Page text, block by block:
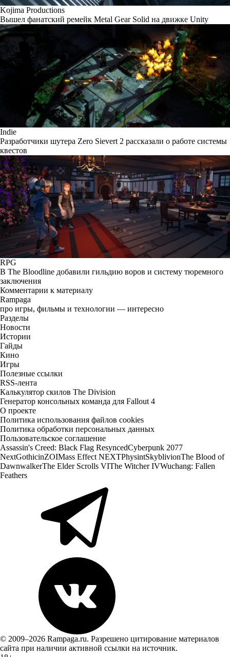
Kojima Productions
Вышел фанатский ремейк Metal Gear Solid на движке Unity
Indie
Разработчики шутера Zero Sievert 2 рассказали о работе системы
квестов
RPG
В The Bloodline добавили гильдию воров и систему тюремного
заключения
Комментарии к материалу
Rampaga
про игры, фильмы и технологии — интересно
Разделы
Новости
Истории
Гайды
Кино
Игры
Полезные ссылки
RSS-лента
Калькулятор скилов The Division
Генератор консольных команда для Fallout 4
О проекте
Политика использования файлов cookies
Политика обработки персональных данных
Пользовательское соглашение
Assassin's Creed: Black Flag ResyncedCyberpunk 2077
NextGothicinZOIMass Effect NEXTPhysintSkyblivionThe Blood of
DawnwalkerThe Elder Scrolls VIThe Witcher IVWuchang: Fallen
Feathers
© 2009–2026 Rampaga.ru. Разрешено цитирование материалов
сайта при наличии активной ссылки на источник.